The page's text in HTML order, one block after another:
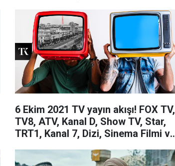
6 Ekim 2021 TV yayın akışı! FOX TV,
TV8, ATV, Kanal D, Show TV, Star,
TRT1, Kanal 7, Dizi, Sinema Filmi ve